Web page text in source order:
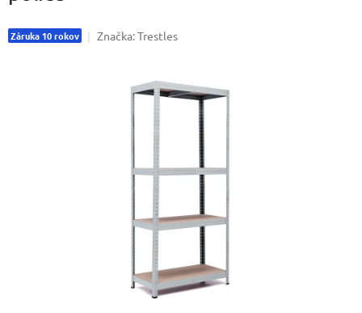
Záruka 10 rokov Značka:Trestles